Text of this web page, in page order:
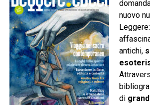
nuovo
antichi,
di